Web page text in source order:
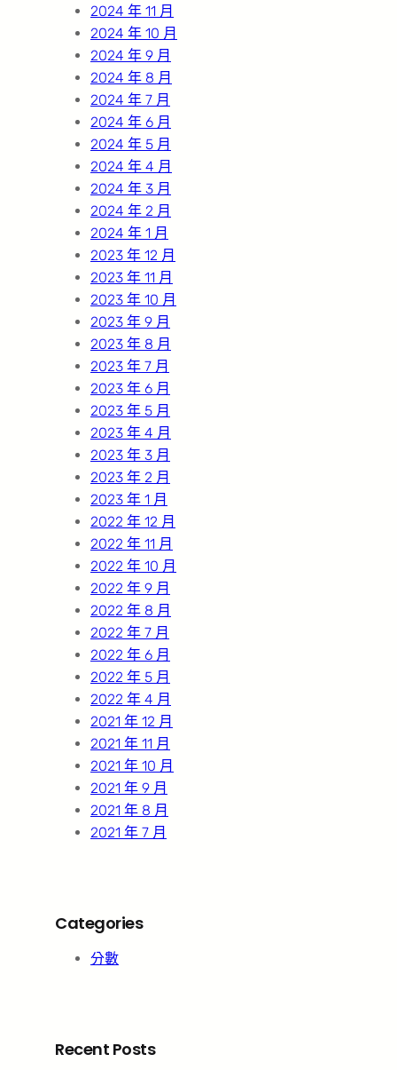
2024 年 11 月
2024 年 10 月
2024 年 9 月
2024 年 8 月
2024 年 7 月
2024 年 6 月
2024 年 5 月
2024 年 4 月
2024 年 3 月
2024 年 2 月
2024 年 1 月
2023 年 12 月
2023 年 11 月
2023 年 10 月
2023 年 9 月
2023 年 8 月
2023 年 7 月
2023 年 6 月
2023 年 5 月
2023 年 4 月
2023 年 3 月
2023 年 2 月
2023 年 1 月
2022 年 12 月
2022 年 11 月
2022 年 10 月
2022 年 9 月
2022 年 8 月
2022 年 7 月
2022 年 6 月
2022 年 5 月
2022 年 4 月
2021 年 12 月
2021 年 11 月
2021 年 10 月
2021 年 9 月
2021 年 8 月
2021 年 7 月
Categories
分數
Recent Posts